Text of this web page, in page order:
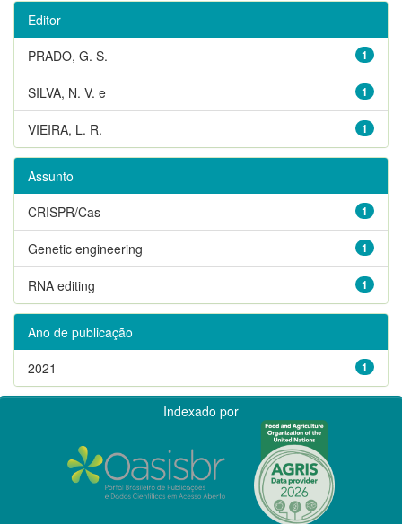
Editor
1
PRADO, G. S.
1
SILVA, N. V. e
1
VIEIRA, L. R.
Assunto
1
CRISPR/Cas
1
Genetic engineering
1
RNA editing
Ano de publicação
1
2021
Indexado por